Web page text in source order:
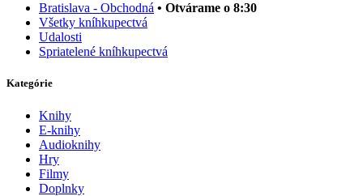
Bratislava - Obchodná • Otvárame o 8:30
Všetky kníhkupectvá
Udalosti
Spriatelené kníhkupectvá
Kategórie
Knihy
E-knihy
Audioknihy
Hry
Filmy
Doplnky